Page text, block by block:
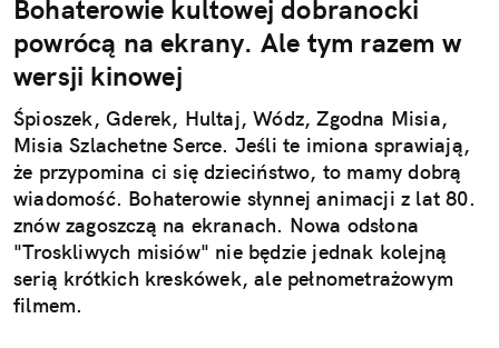
Bohaterowie kultowej dobranocki
powrócą na ekrany. Ale tym razem w
wersji kinowej
Śpioszek, Gderek, Hultaj, Wódz, Zgodna Misia,
Misia Szlachetne Serce. Jeśli te imiona sprawiają,
że przypomina ci się dzieciństwo, to mamy dobrą
wiadomość. Bohaterowie słynnej animacji z lat 80.
znów zagoszczą na ekranach. Nowa odsłona
"Troskliwych misiów" nie będzie jednak kolejną
serią krótkich kreskówek, ale pełnometrażowym
filmem.